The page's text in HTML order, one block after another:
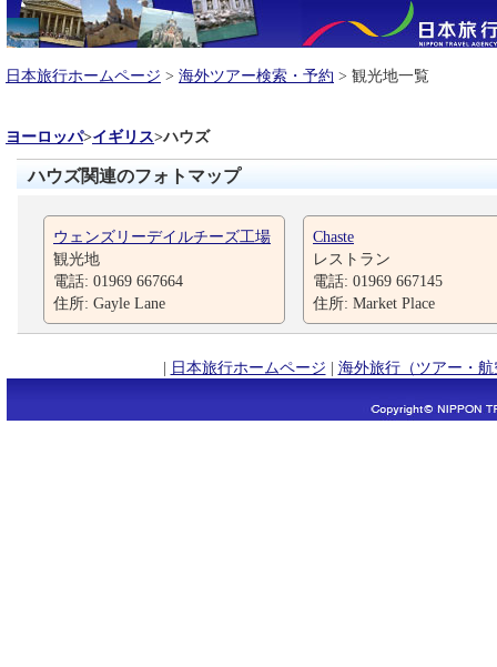
日本旅行ホームページ > 海外ツアー検索・予約 > 観光地一覧
ヨーロッパ>イギリス>ハウズ
ハウズ関連のフォトマップ
ウェンズリーデイルチーズ工場
観光地
電話: 01969 667664
住所: Gayle Lane
Chaste
レストラン
電話: 01969 667145
住所: Market Place
| 日本旅行ホームページ | 海外旅行（ツアー・航